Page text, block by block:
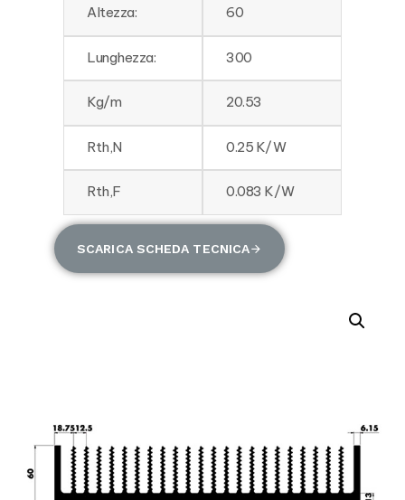
Altezza: 60
Lunghezza: 300
Kg/m 20.53
Rth,N 0.25 K/W
Rth,F 0.083 K/W
SCARICA SCHEDA TECNICA